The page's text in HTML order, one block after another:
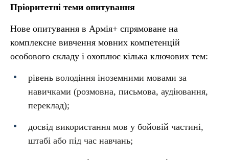
Пріоритетні теми опитування
Нове опитування в Армія+ спрямоване на
комплексне вивчення мовних компетенцій
особового складу і охоплює кілька ключових тем:
рівень володіння іноземними мовами за
навичками (розмовна, письмова, аудіювання,
переклад);
досвід використання мов у бойовій частині,
штабі або під час навчань;